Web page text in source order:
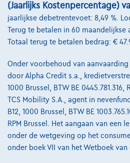
€17.499 1
Vanaf€360,20 /maand
Ontdek het volledige cijfervoorbeeld
6110 Montigny-Le-Tilleul, Mondial
Vergelijk
Bekijk
(Jaarlijks Kostenpercentage)
jaarlijkse debetrentevoet: 8,49 %.
Terug te betalen in 60 maandelijkse
Totaal terug te betalen bedrag: €
Onder voorbehoud van
door Alpha Credit s.a.,
1000 Brussel, BTW BE 0445.781.316,
TCS Mobility S.A., agent in
B12, 1000 Brussel, BTW BE
RPM Brussel. Het aangaan van een
onder de wetgeving op het
onder boek VII van het Wetboek